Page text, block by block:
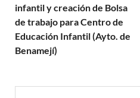
infantil y creación de Bolsa
de trabajo para Centro de
Educación Infantil (Ayto. de
Benamejí)